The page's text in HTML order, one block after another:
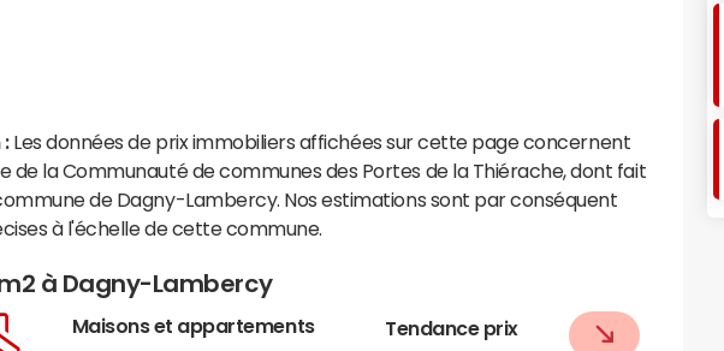
: Les données de prix immobiliers affichées sur cette page concernent
de la Communauté de communes des Portes de la Thiérache, dont fait
de Dagny-Lambercy. Nos estimations sont par conséquent
à l'échelle de cette commune.
m2 à Dagny-Lambercy
Maisons et appartements Tendance prix